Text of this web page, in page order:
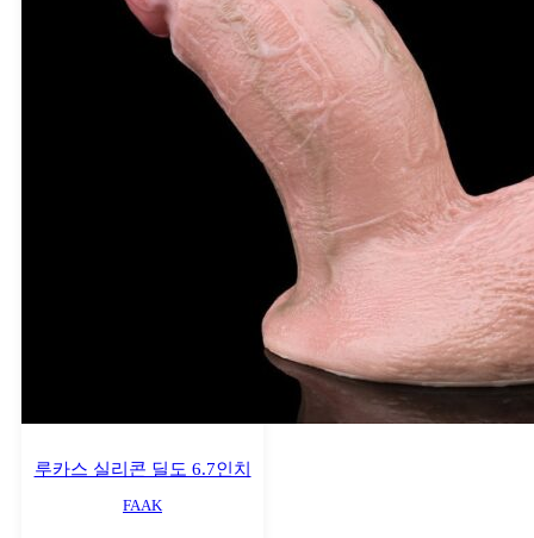
루카스 실리콘 딜도 6.7인치
FAAK